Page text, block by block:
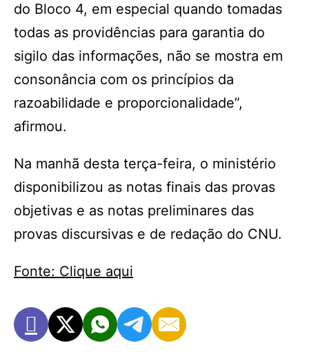
do Bloco 4, em especial quando tomadas
todas as providências para garantia do
sigilo das informações, não se mostra em
consonância com os princípios da
razoabilidade e proporcionalidade”,
afirmou.
Na manhã desta terça-feira, o ministério
disponibilizou as notas finais das provas
objetivas e as notas preliminares das
provas discursivas e de redação do CNU.
Fonte: Clique aqui